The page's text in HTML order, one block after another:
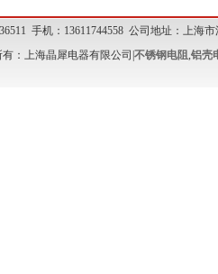
手机：13611744558 公司地址：上
有：上海晶犀电器有限公司| 不锈钢电阻,铝壳